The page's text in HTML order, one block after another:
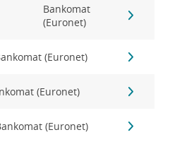
Bankomat
(Euronet)
(Euronet)
(Euronet)
(Euronet)